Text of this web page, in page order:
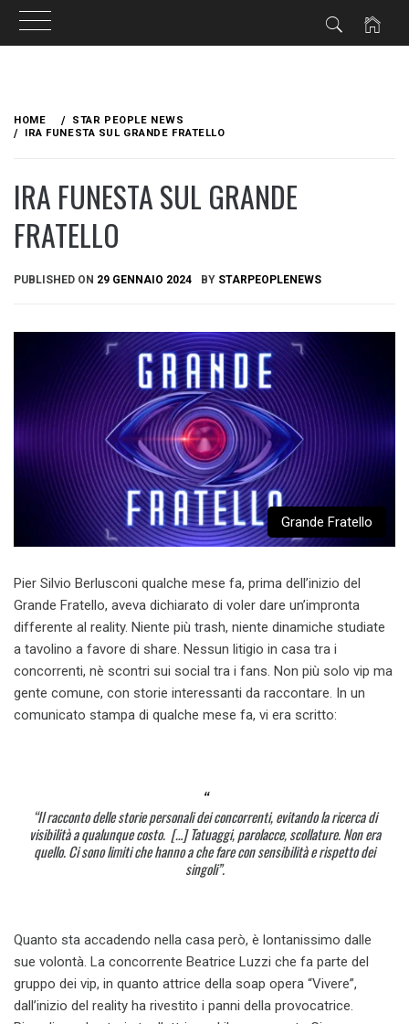
content
HOME
STAR PEOPLE NEWS
IRA FUNESTA SUL GRANDE FRATELLO
IRA FUNESTA SUL GRANDE
FRATELLO
PUBLISHED ON 29 GENNAIO 2024 BY STARPEOPLENEWS
Grande Fratello
Pier Silvio Berlusconi qualche mese fa, prima dell’inizio del
Grande Fratello, aveva dichiarato di voler dare un’impronta
differente al reality. Niente più trash, niente dinamiche studiate
a tavolino a favore di share. Nessun litigio in casa tra i
concorrenti, nè scontri sui social tra i fans. Non più solo vip ma
gente comune, con storie interessanti da raccontare. In un
comunicato stampa di qualche mese fa, vi era scritto:
“Il racconto delle storie personali dei concorrenti, evitando la ricerca di
visibilità a qualunque costo. […] Tatuaggi, parolacce, scollature. Non era
quello. Ci sono limiti che hanno a che fare con sensibilità e rispetto dei
singoli”.
Quanto sta accadendo nella casa però, è lontanissimo dalle
sue volontà. La concorrente Beatrice Luzzi che fa parte del
gruppo dei vip, in quanto attrice della soap opera “Vivere”,
dall’inizio del reality ha rivestito i panni della provocatrice.